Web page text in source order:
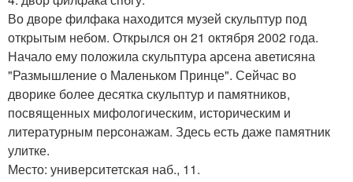
Во дворе филфака находится музей скульптур под
открытым небом. Открылся он 21 октября 2002 года.
Начало ему положила скульптура арсена аветисяна
"Размышление о Маленьком Принце". Сейчас во
дворике более десятка скульптур и памятников,
посвященных мифологическим, историческим и
литературным персонажам. Здесь есть даже памятник
улитке.
Место: университетская наб., 11.